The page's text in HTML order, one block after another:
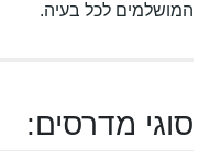
סוגי מדרסים:
המושלמים לכל בעיה.